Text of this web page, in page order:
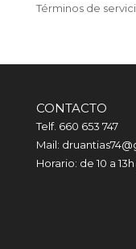
Términos de
CONTACTO
Telf. 660 653 747
Mail:
Horario: de 10 a